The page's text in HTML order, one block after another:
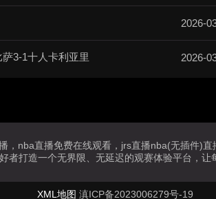
2026-
3-1十人卡利亚里 2026-
nba直播免费在线观看，jrs直播nba(无插件)
者打造一个无界限、无延迟的观赛体验平台，让
XML地图 滇ICP备2023006279号-19